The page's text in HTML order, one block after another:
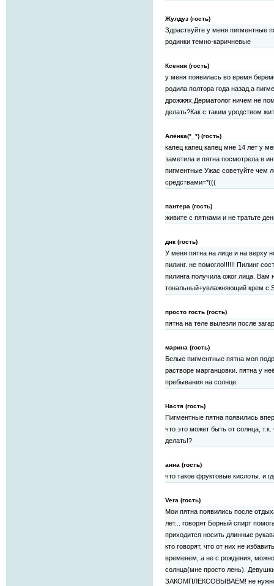
Жулдуз (гость)
Здраствуйте у меня пигментные
родинки темно-каричневые
Ксения (гость)
у меня появилась во время
родила полтора года назад,а
дрожжях,Дерматолог ничем не
делать?Как с таким уродством
Алёнка(*_*) (гость)
капец капец капец мне 14 лет у
заметила и пятна посмотрела в
пигментные Ужас советуйте чем
средствами=*(((
пантера (гость)
живите с пятнами и не тратьте
днк (гость)
У меня пятна на лице и на верху
пилинг. не помогло!!!!!! Пилинг
пилинга получила ожог лица. Вам
тональный+увлажняющий крем с
просто гость (гость)
пятна на теле вылезли после
марина (гость)
Белые пигментные пятна моя
растворе марганцовки. пятна у
пребывания на солнце.
Настя (гость)
Пигментные пятна появились
что это может быть от солнца,
делать!?
анна (гость)
что такое фруктовые кислоты. и
Vera (гость)
Мои пятна появились после
лет... говорят Борный спирт
приходится носить длинные
кто говорят, что от них не
временем, а не с рождения,
солнца(мне просто лень).
ЗАКОМПЛЕКСОВЫВАЕМ! не нужно